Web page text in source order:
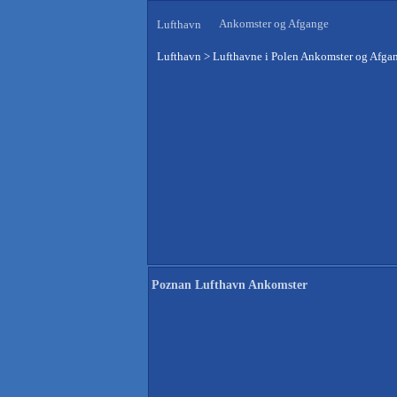
Lufthavn Ankomster og Afgange
Lufthavn > Lufthavne i Polen Ankomster og
Poznan Lufthavn Ankomster